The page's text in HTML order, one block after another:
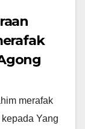
merafak
Yang